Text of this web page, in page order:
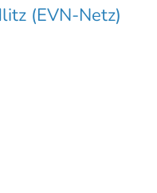
(EVN-Netz)